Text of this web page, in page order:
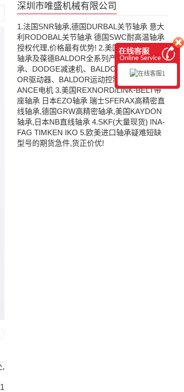
,
深圳市唯盛机械有限公司
1.法国SNR轴承,德国DURBAL关节轴承 意大
利RODOBAL关节轴承 德国SWC耐高温轴承
授权代理,价格最有优势! 2.美国道奇DODGE
轴承及葆德BALDOR全系列产品:DODGE轴
承、DODGE减速机、BALDOR电机、BALD
OR驱动器、BALDOR运动控制器、瑞恩RELI
ANCE电机 3.美国REXNORD/LINK-BELT带
座轴承 日本EZO轴承 瑞士SFERAX高精密直
线轴承,德国GRW高精密轴承,美国KAYDON
轴承,日本NB直线轴承 4.SKF(大量现货) INA-
FAG TIMKEN IKO 5.欧美进口轴承疑难短缺
型号的期货急件,货正价优!